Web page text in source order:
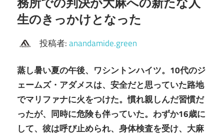
生のきっかけとなった
投稿者:anandamide.green
蒸し暑い夏の午後、ワシントンハイツ。10代のジ
ェームズ・アダメスは、安全だと思っていた路地
でマリファナに火をつけた。慣れ親しんだ習慣だ
ったが、同時に危険も伴っていた。わずか16歳に
して、彼は呼び止められ、身体検査を受け、大麻